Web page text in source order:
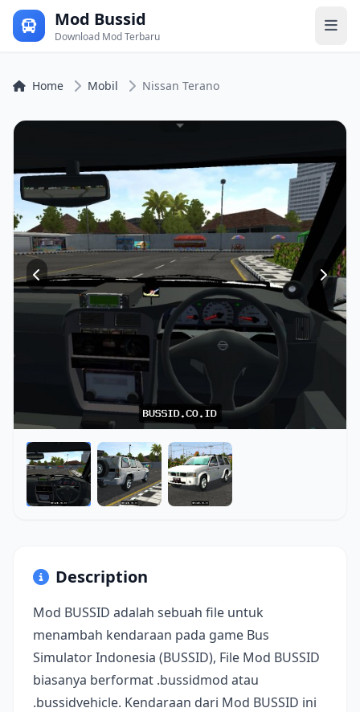
Mod Bussid
Download Mod Terbaru
Home Mobil Nissan Terano
Description
Mod BUSSID adalah sebuah file untuk
menambah kendaraan pada game Bus
Simulator Indonesia (BUSSID), File Mod BUSSID
biasanya berformat .bussidmod atau
.bussidvehicle. Kendaraan dari Mod BUSSID ini